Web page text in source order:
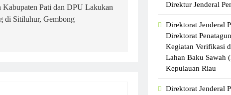
Kabupaten Pati dan DPU Lakukan
di Sitiluhur, Gembong
Direktur Jenderal
Direktorat Jenderal
Direktorat
Kegiatan Verifikasi
Lahan Baku Sawah
Kepulauan Riau
Direktorat Jenderal